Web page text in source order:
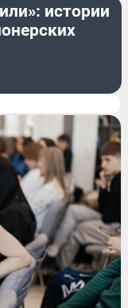
истории